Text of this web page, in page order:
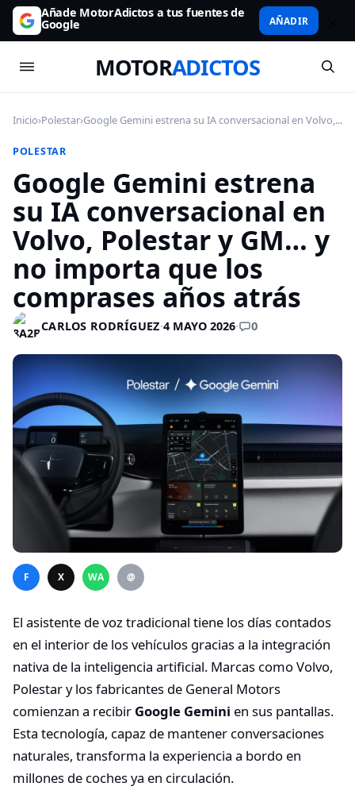
Añade MotorAdictos a tus fuentes de
Google AÑADIR
MOTORADICTOS
Inicio›Polestar›Google Gemini estrena su IA conversacional en Volvo,...
POLESTAR
Google Gemini estrena
su IA conversacional en
Volvo, Polestar y GM… y
no importa que los
comprases años atrás
CARLOS RODRÍGUEZ·4 MAYO 2026· 0
F X WA @
El asistente de voz tradicional tiene los días contados
en el interior de los vehículos gracias a la integración
nativa de la inteligencia artificial. Marcas como Volvo,
Polestar y los fabricantes de General Motors
comienzan a recibir Google Gemini en sus pantallas.
Esta tecnología, capaz de mantener conversaciones
naturales, transforma la experiencia a bordo en
millones de coches ya en circulación.